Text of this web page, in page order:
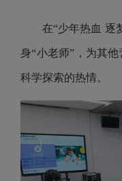
在“少年热血 逐
身“小老师”，为其
科学探索的热情。